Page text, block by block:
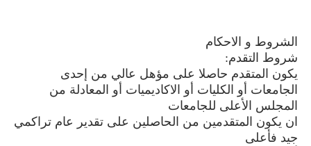
الشروط و الاحكام
شروط التقدم:
يكون المتقدم حاصلا على مؤهل عالي من إحدى
الجامعات أو الكليات أو الاكاديميات أو المعادلة من
المجلس الأعلى للجامعات
ان يكون المتقدمين من الحاصلين على تقدير عام تراكمي
جيد فأعلى